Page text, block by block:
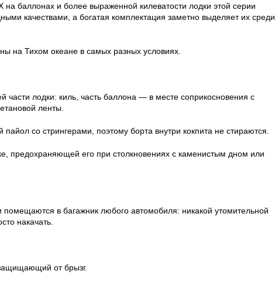
на баллонах и более выраженной килеватости лодки этой серии
качествами, а богатая комплектация заметно выделяет их среди
на Тихом океане в самых разных условиях.
лодки: киль, часть баллона — в месте соприкосновения с
ленты.
со стрингерами, поэтому борта внутри кокпита не стираются.
предохраняющей его при столкновениях с каменистым дном или
помещаются в багажник любого автомобиля: никакой утомительной
накачать.
от брызг.